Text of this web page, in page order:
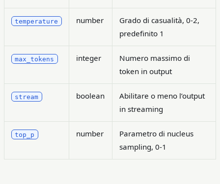
temperature number
Grado di casualità, 0-2,
predefinito 1
max_tokens integer
Numero massimo di
token in output
stream boolean
Abilitare o meno l’output
in streaming
top_p number
Parametro di nucleus
sampling, 0-1